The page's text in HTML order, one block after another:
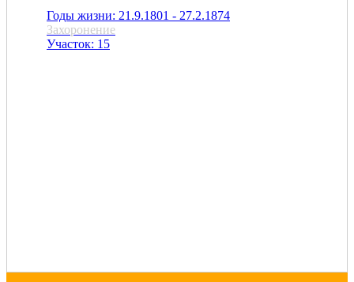
Годы жизни: 21.9.1801 - 27.2.1874
Захоронение
Участок: 15